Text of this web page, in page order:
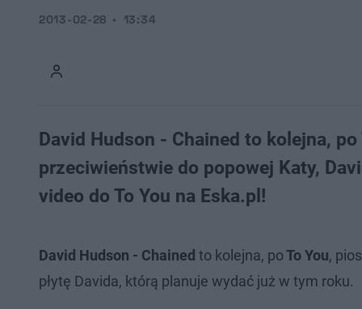
2013-02-28 13:34
David Hudson - Chained to kolejna,
przeciwieństwie do popowej Katy,
video do To You na Eska.pl!
David Hudson - Chained to kolejna, poTo You,
płytę Davida, którą planuje wydać już w tym roku.